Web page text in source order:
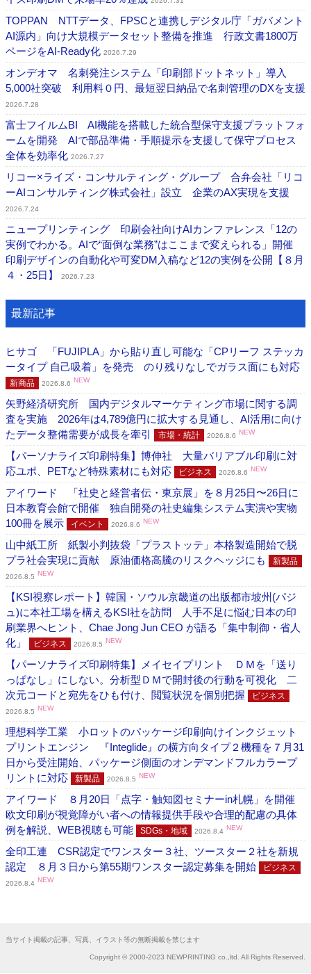
TOPPAN NTTデータ、FPSCと連携しデジタル庁「ガバメント
AI源内」向け大規模データセット整備を推進 行政文書1800万
ページをAI-Ready化 2026.7.29
オンデオマ 名刺発注システム「印刷部ドットネット」導入
5,000社突破 利用料０円、最短翌日納品で名刺管理のDXを支援
2026.7.28
富士フイルムBI AI機能を搭載した統合型保守支援プラットフォ
ームを開発 AIで部品準備・手順提示を支援して保守プロセス
全体を効率化 2026.7.27
リコー×ライズ・コンサルティング・グループ 合弁会社「リコ
ーAIコンサルティング株式会社」設立 企業のAX実現を支援
2026.7.24
ニュープリンティング 印刷会社向けAIカンファレンス「12の
実例でわかる。AIで“面倒な業務”はここまで変えられる」開催
印刷デザインの自動化や可変DM入稿など12の実例を公開【８月
４・25日】
2026.7.23
最新記事
ヒサゴ 「FUJIPLA」から貼り直し可能な「CPリーフ ステッカ
ータイプ 自己吸着」を発売 のり残りなしでガラス面にも対応
新商品 2026.8.6 NEW
矢野経済研究所 国内デジタルマーケティング市場に関する調
査を実施 2026年は4,789億円に拡大する見通し、AI活用に向け
たデータ整備需要が成長を牽引
市場・統計 2026.8.6 NEW
【パーソナライズ印刷特集】博伸社 大量バリアブル印刷に対
応ユポ、PETなど特殊素材にも対応
ビジネス 2026.8.6 NEW
アイワード 「社史と経営者伝・東京展」を８月25日〜26日に
日本教育会館で開催 独自開発の社史編集システム実演や実物
100冊を展示
イベント 2026.8.6 NEW
山中紙工所 紙製小判抜袋「プラストッテ」本格製造開始で脱
プラ社会実現に貢献 原油価格高騰のリスクヘッジにも
新製品
2026.8.5 NEW
【KSI視察レポート】韓国・ソウル京畿道の出版都市坡州(パジ
ュ)に本社工場を構えるKSI社を訪問 人手不足に悩む日本の印
刷業界へヒント、Chae Jong Jun CEO が語る「集中制御・省人
化」
ビジネス 2026.8.5 NEW
【パーソナライズ印刷特集】メイセイプリント ＤＭを「送り
っぱなし」にしない。分析型ＤＭで開封後の行動を可視化 二
次元コードと宛先をひも付け、閲覧状況を個別把握
ビジネス
2026.8.5 NEW
理想科学工業 小ロットのパッケージ印刷向けインクジェット
プリントエンジン 『Integlide』の横方向タイプ２機種を７月31
日から受注開始、パッケージ側面のオンデマンドフルカラープ
リントに対応
新製品 2026.8.5 NEW
アイワード ８月20日「点字・触知図セミナーin札幌」を開催
欧文印刷が視覚障がい者への情報提供手段や合理的配慮の具体
例を解説、WEB視聴も可能
SDGs・地域 2026.8.4 NEW
全印工連 CSR認定でワンスター３社、ツースター２社を新規
認定 ８月３日から第55期ワンスター認定募集を開始
ビジネス
2026.8.4 NEW
当サイト掲載の記事、写真、イラスト等の無断掲載を禁じます
Copyright © 2000-2023 NEWPRINTING co.,ltd. All Rights Reserved.